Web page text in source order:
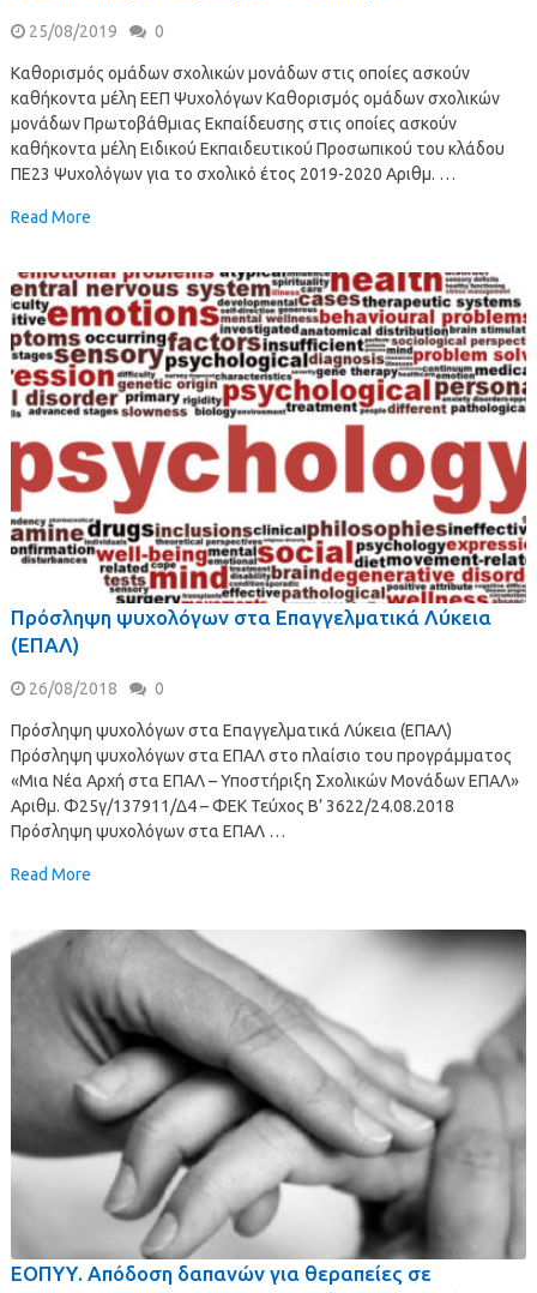
25/08/2019 0
Καθορισμός ομάδων σχολικών μονάδων στις οποίες ασκούν
καθήκοντα μέλη ΕΕΠ Ψυχολόγων Καθορισμός ομάδων σχολικών
μονάδων Πρωτοβάθμιας Εκπαίδευσης στις οποίες ασκούν
καθήκοντα μέλη Ειδικού Εκπαιδευτικού Προσωπικού του κλάδου
ΠΕ23 Ψυχολόγων για το σχολικό έτος 2019-2020 Αριθμ. …
Read More
Πρόσληψη ψυχολόγων στα Επαγγελματικά Λύκεια
(ΕΠΑΛ)
26/08/2018 0
Πρόσληψη ψυχολόγων στα Επαγγελματικά Λύκεια (ΕΠΑΛ)
Πρόσληψη ψυχολόγων στα ΕΠΑΛ στο πλαίσιο του προγράμματος
«Μια Νέα Αρχή στα ΕΠΑΛ – Υποστήριξη Σχολικών Μονάδων ΕΠΑΛ»
Αριθμ. Φ25γ/137911/Δ4 – ΦΕΚ Τεύχος Β’ 3622/24.08.2018
Πρόσληψη ψυχολόγων στα ΕΠΑΛ …
Read More
ΕΟΠΥΥ. Απόδοση δαπανών για θεραπείες σε